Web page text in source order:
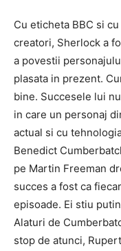
Cu eticheta BBC si
creatori, Sherlock a
a povestii
plasata in prezent.
bine. Succesele lui
in care un personaj
actual si cu
Benedict
pe Martin Freeman
succes a fost ca
episoade. Ei stiu
Alaturi de
stop de atunci,